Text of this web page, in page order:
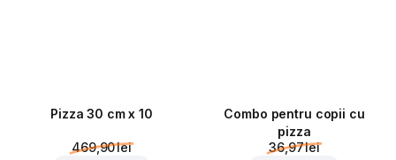
Pizza 30 cm x 10
469,90 lei
Combo pentru copii cu
pizza
36,97 lei